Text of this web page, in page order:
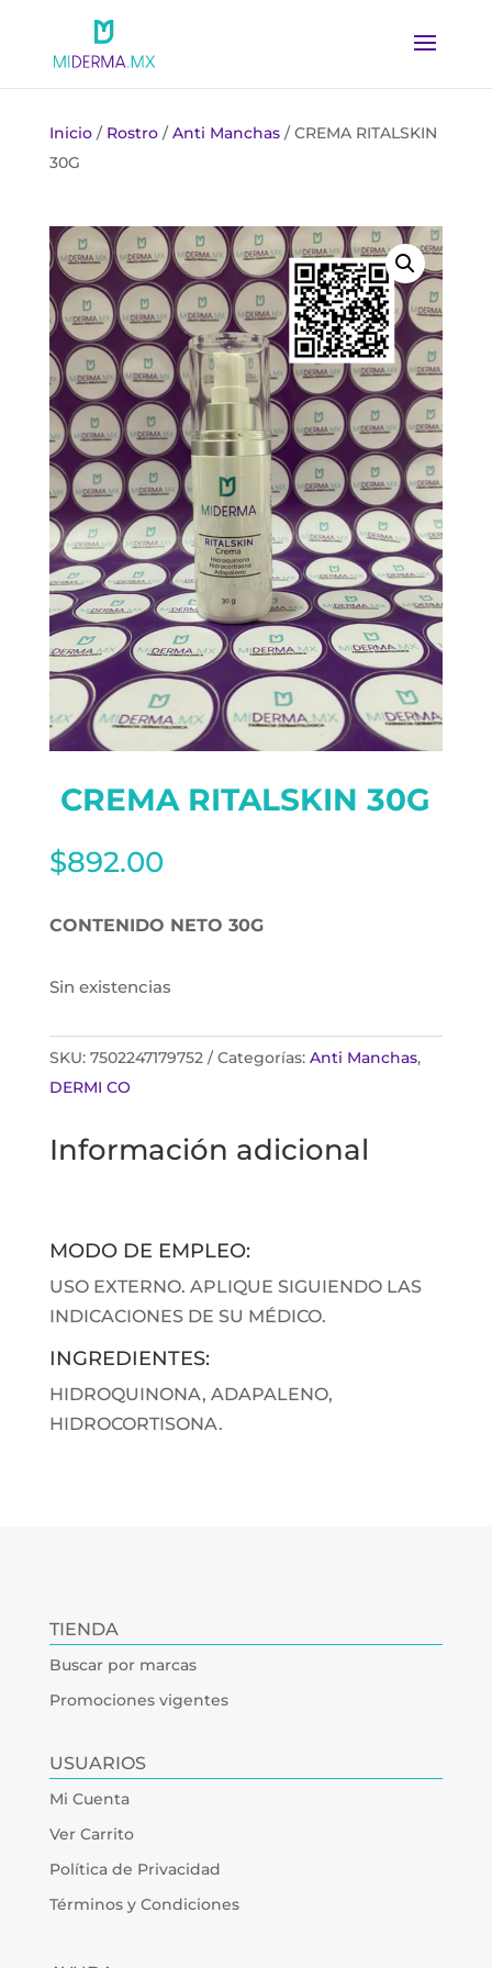
Inicio/ Rostro/Anti Manchas/ CREMA RITALSKIN
30G
CREMA RITALSKIN 30G
$892.00
CONTENIDO NETO 30G
Sin existencias
SKU: 7502247179752 Categorías: Anti Manchas,
DERMI CO
Información adicional
MODO DE EMPLEO:
USO EXTERNO. APLIQUE SIGUIENDO LAS
INDICACIONES DE SU MÉDICO.
INGREDIENTES:
HIDROQUINONA, ADAPALENO,
HIDROCORTISONA.
TIENDA
Buscar por marcas
Promociones vigentes
USUARIOS
Mi Cuenta
Ver Carrito
Política de Privacidad
Términos y Condiciones